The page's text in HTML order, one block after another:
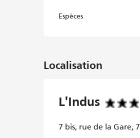
Espèces
Localisation
L'Indus
7 bis, rue de la Gare,